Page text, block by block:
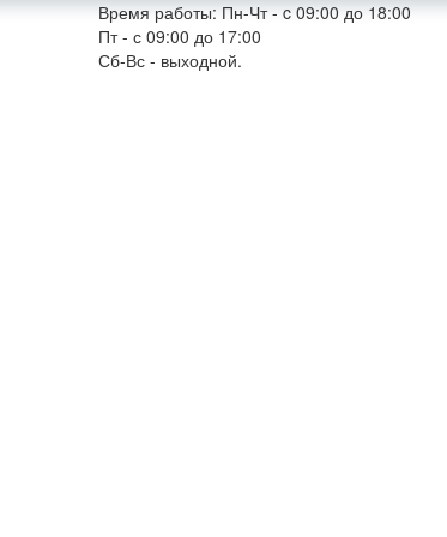
Время работы: Пн-Чт - c 09:00 до 18:00
Пт - с 09:00 до 17:00
Сб-Вс - выходной.